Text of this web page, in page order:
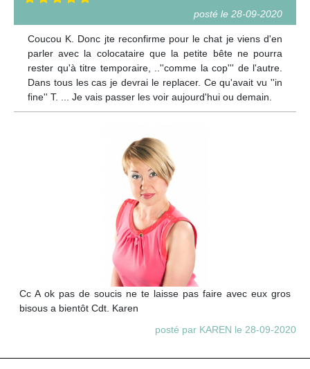
posté le 28-09-2020
Coucou K. Donc jte reconfirme pour le chat je viens d'en
parler avec la colocataire que la petite bête ne pourra
rester qu'à titre temporaire, ..''comme la cop''' de l'autre.
Dans tous les cas je devrai le replacer. Ce qu'avait vu ''in
fine'' T. ... Je vais passer les voir aujourd'hui ou demain.
Cc A ok pas de soucis ne te laisse pas faire avec eux gros
bisous a bientôt Cdt. Karen
posté par KAREN le 28-09-2020